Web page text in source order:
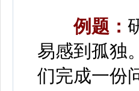
例题：
易感到孤独
们完成一份